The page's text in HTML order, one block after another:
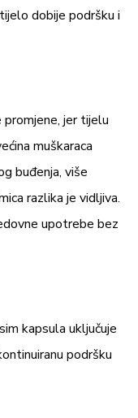
dobije podršku i
jer tijelu
muškaraca
buđenja, više
razlika je vidljiva.
upotrebe bez
kapsula uključuje
podršku